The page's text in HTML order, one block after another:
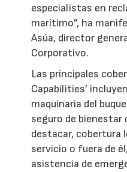
especialistas en
marítimo”, ha
Asúa, director
Corporativo.
Las principales
Capabilities’
maquinaria del
seguro de bienestar
destacar, cobertura
servicio o fuera de
asistencia de